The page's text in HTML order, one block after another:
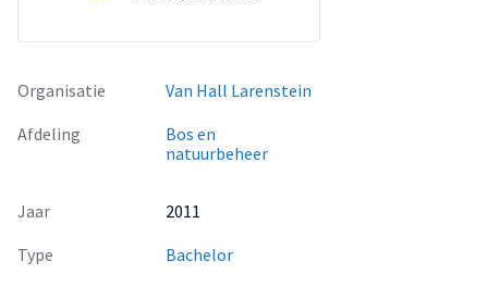
Organisatie
Van Hall Larenstein
Afdeling
Bos en
natuurbeheer
Jaar
2011
Type
Bachelor